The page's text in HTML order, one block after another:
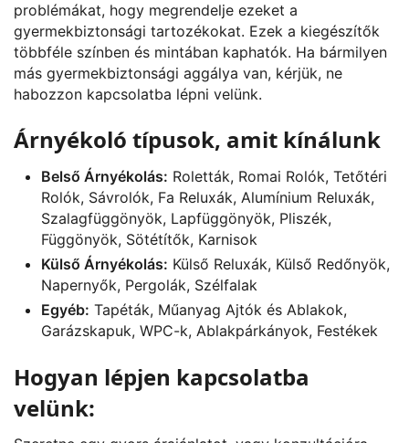
problémákat, hogy megrendelje ezeket a
gyermekbiztonsági tartozékokat. Ezek a kiegészítők
többféle színben és mintában kaphatók. Ha bármilyen
más gyermekbiztonsági aggálya van, kérjük, ne
habozzon kapcsolatba lépni velünk.
Árnyékoló típusok, amit kínálunk
Belső Árnyékolás: Roletták, Romai Rolók, Tetőtéri
Rolók, Sávrolók, Fa Reluxák, Alumínium Reluxák,
Szalagfüggönyök, Lapfüggönyök, Pliszék,
Függönyök, Sötétítők, Karnisok
Külső Árnyékolás: Külső Reluxák, Külső Redőnyök,
Napernyők, Pergolák, Szélfalak
Egyéb: Tapéták, Műanyag Ajtók és Ablakok,
Garázskapuk, WPC-k, Ablakpárkányok, Festékek
Hogyan lépjen kapcsolatba
velünk: